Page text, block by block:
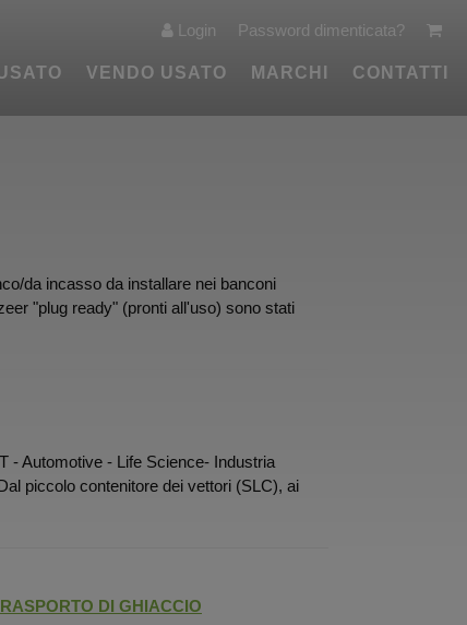
Login Password dimenticata?
VENDO USATO MARCHI CONTATTI
da incasso da installare nei banconi
"plug ready" (pronti all'uso) sono stati
- Automotive - Life Science- Industria
piccolo contenitore dei vettori (SLC), ai
DI GHIACCIO